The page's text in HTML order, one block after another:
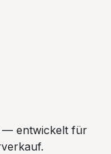
— entwickelt für